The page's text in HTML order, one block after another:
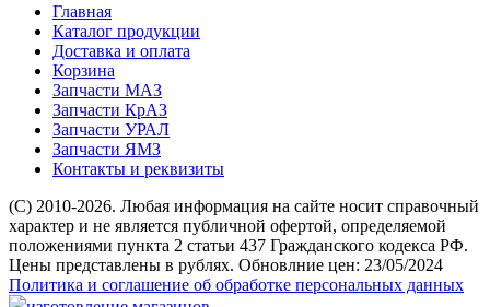
Главная
Каталог продукции
Доставка и оплата
Корзина
Запчасти МАЗ
Запчасти КрАЗ
Запчасти УРАЛ
Запчасти ЯМЗ
Контакты и реквизиты
(C) 2010-2026. Любая информация на сайте носит справочный
характер и не является публичной офертой, определяемой
положениями пункта 2 статьи 437 Гражданского кодекса РФ.
Цены представлены в рублях. Обновлние цен: 23/05/2024
Политика и соглашение об обработке персональных данных